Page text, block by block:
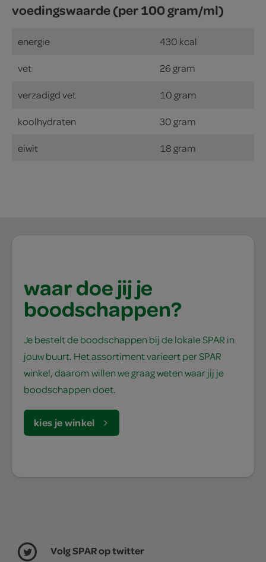
voedingswaarde (per 100 gram/ml)
energie 430 kcal
vet 26 gram
verzadigd vet 10 gram
koolhydraten 30 gram
eiwit 18 gram
waar doe jij je
boodschappen?
Je bestelt de boodschappen bij de lokale SPAR in
jouw buurt. Het assortiment varieert per SPAR
winkel, daarom willen we graag weten waar jij je
boodschappen doet.
kies je winkel
Volg SPAR op twitter